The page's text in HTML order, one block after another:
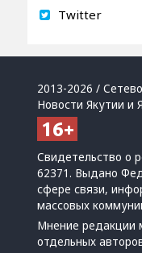
Twitter
2013-2026 /
Новости Якутии и
Свидетельство о
62371. Выдано
сфере связи,
массовых
Мнение редакции
отдельных